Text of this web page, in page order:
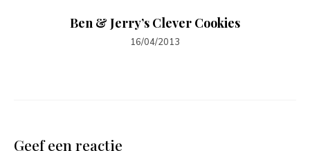
Ben & Jerry’s Clever Cookies
16/04/2013
Geef een reactie